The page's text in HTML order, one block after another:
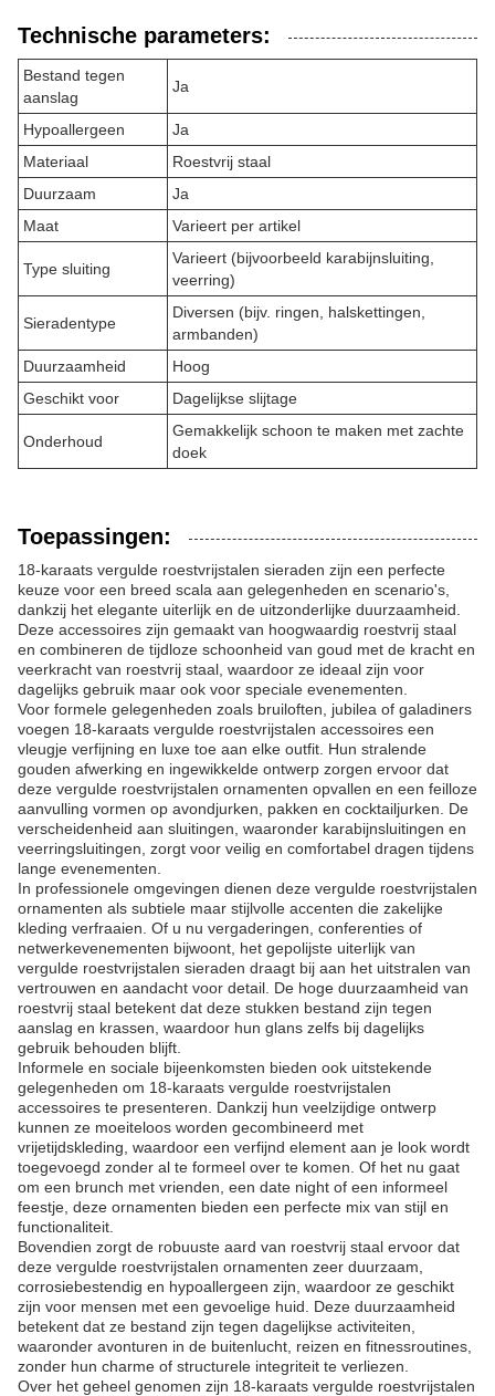
Technische parameters:
Bestand tegen
aanslag
Ja
Hypoallergeen
Ja
Materiaal
Roestvrij staal
Duurzaam
Ja
Maat
Varieert per artikel
Type sluiting
Varieert (bijvoorbeeld karabijnsluiting,
veerring)
Sieradentype
Diversen (bijv. ringen, halskettingen,
armbanden)
Duurzaamheid
Hoog
Geschikt voor
Dagelijkse slijtage
Onderhoud
Gemakkelijk schoon te maken met zachte
doek
Toepassingen:
18-karaats vergulde roestvrijstalen sieraden zijn een perfecte
keuze voor een breed scala aan gelegenheden en scenario's,
dankzij het elegante uiterlijk en de uitzonderlijke duurzaamheid.
Deze accessoires zijn gemaakt van hoogwaardig roestvrij staal
en combineren de tijdloze schoonheid van goud met de kracht en
veerkracht van roestvrij staal, waardoor ze ideaal zijn voor
dagelijks gebruik maar ook voor speciale evenementen.
Voor formele gelegenheden zoals bruiloften, jubilea of ​​galadiners
voegen 18-karaats vergulde roestvrijstalen accessoires een
vleugje verfijning en luxe toe aan elke outfit. Hun stralende
gouden afwerking en ingewikkelde ontwerp zorgen ervoor dat
deze vergulde roestvrijstalen ornamenten opvallen en een feilloze
aanvulling vormen op avondjurken, pakken en cocktailjurken. De
verscheidenheid aan sluitingen, waaronder karabijnsluitingen en
veerringsluitingen, zorgt voor veilig en comfortabel dragen tijdens
lange evenementen.
In professionele omgevingen dienen deze vergulde roestvrijstalen
ornamenten als subtiele maar stijlvolle accenten die zakelijke
kleding verfraaien. Of u nu vergaderingen, conferenties of
netwerkevenementen bijwoont, het gepolijste uiterlijk van
vergulde roestvrijstalen sieraden draagt ​​bij aan het uitstralen van
vertrouwen en aandacht voor detail. De hoge duurzaamheid van
roestvrij staal betekent dat deze stukken bestand zijn tegen
aanslag en krassen, waardoor hun glans zelfs bij dagelijks
gebruik behouden blijft.
Informele en sociale bijeenkomsten bieden ook uitstekende
gelegenheden om 18-karaats vergulde roestvrijstalen
accessoires te presenteren. Dankzij hun veelzijdige ontwerp
kunnen ze moeiteloos worden gecombineerd met
vrijetijdskleding, waardoor een verfijnd element aan je look wordt
toegevoegd zonder al te formeel over te komen. Of het nu gaat
om een ​​brunch met vrienden, een date night of een informeel
feestje, deze ornamenten bieden een perfecte mix van stijl en
functionaliteit.
Bovendien zorgt de robuuste aard van roestvrij staal ervoor dat
deze vergulde roestvrijstalen ornamenten zeer duurzaam,
corrosiebestendig en hypoallergeen zijn, waardoor ze geschikt
zijn voor mensen met een gevoelige huid. Deze duurzaamheid
betekent dat ze bestand zijn tegen dagelijkse activiteiten,
waaronder avonturen in de buitenlucht, reizen en fitnessroutines,
zonder hun charme of structurele integriteit te verliezen.
Over het geheel genomen zijn 18-karaats vergulde roestvrijstalen